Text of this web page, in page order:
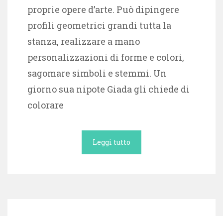
proprie opere d’arte. Può dipingere
profili geometrici grandi tutta la
stanza, realizzare a mano
personalizzazioni di forme e colori,
sagomare simboli e stemmi. Un
giorno sua nipote Giada gli chiede di
colorare
Leggi tutto